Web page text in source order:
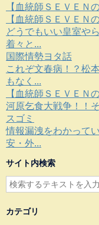
【血統師ＳＥＶＥＮ
【血統師ＳＥＶＥＮ
どうでもいい皇室や
着々と...
国際情勢ヨタ話
これぞ文春病！？松
もなく...
【血統師ＳＥＶＥＮ
河原乞食大戦争！！
スゴミ
情報漏洩をわかって
安・外...
サイト内検索
カテゴリ